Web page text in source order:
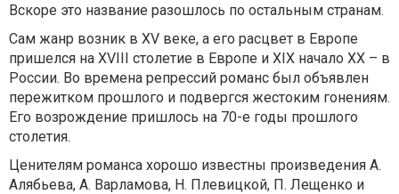
Вскоре это название разошлось по остальным странам.
Сам жанр возник в XV веке, а его расцвет в Европе
пришелся на XVIII столетие в Европе и XIX начало XX – в
России. Во времена репрессий романс был объявлен
пережитком прошлого и подвергся жестоким гонениям.
Его возрождение пришлось на 70-е годы прошлого
столетия.
Ценителям романса хорошо известны произведения А.
Алябьева, А. Варламова, Н. Плевицкой, П. Лещенко и